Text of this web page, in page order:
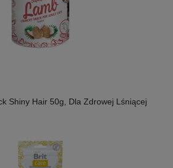
Shiny Hair 50g, Dla Zdrowej Lśniącej